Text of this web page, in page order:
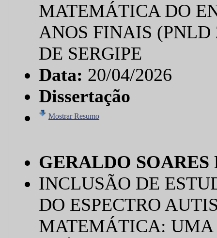
MATEMÁTICA DO
ANOS FINAIS (PNLD
DE SERGIPE
Data: 20/04/2026
Dissertação
Mostrar Resumo
GERALDO
INCLUSÃO DE
DO ESPECTRO
MATEMÁTICA: UMA